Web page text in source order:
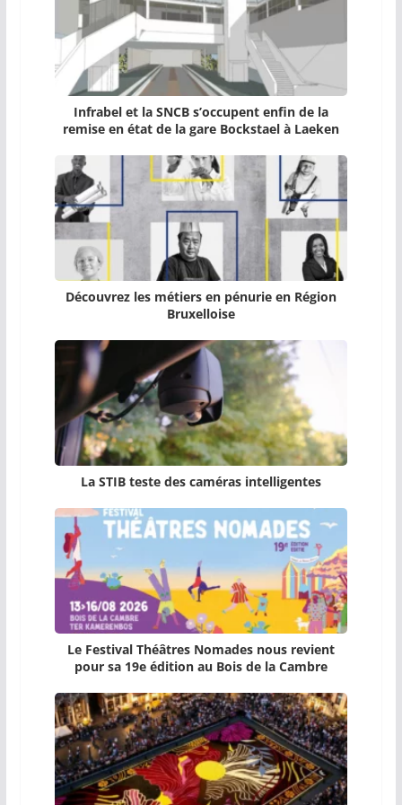
Infrabel et la SNCB s’occupent enfin de la
remise en état de la gare Bockstael à Laeken
Découvrez les métiers en pénurie en Région
Bruxelloise
La STIB teste des caméras intelligentes
Le Festival Théâtres Nomades nous revient
pour sa 19e édition au Bois de la Cambre